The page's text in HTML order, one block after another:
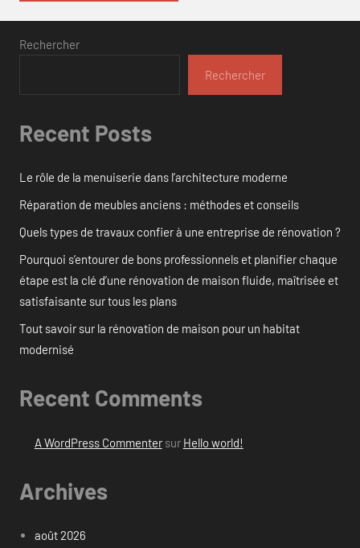
Rechercher
Rechercher
Recent Posts
Le rôle de la menuiserie dans l’architecture moderne
Réparation de meubles anciens : méthodes et conseils
Quels types de travaux confier à une entreprise de rénovation ?
Pourquoi s’entourer de bons professionnels et planifier chaque
étape est la clé d’une rénovation de maison fluide, maîtrisée et
satisfaisante sur tous les plans
Tout savoir sur la rénovation de maison pour un habitat
modernisé
Recent Comments
A WordPress Commentersur Hello world!
Archives
août 2026